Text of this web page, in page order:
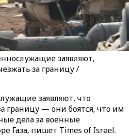
заявляют,
за границу /
заявляют, что
границу — они боятся, что им
дела за военные
Газа, пишет Times of Israel.